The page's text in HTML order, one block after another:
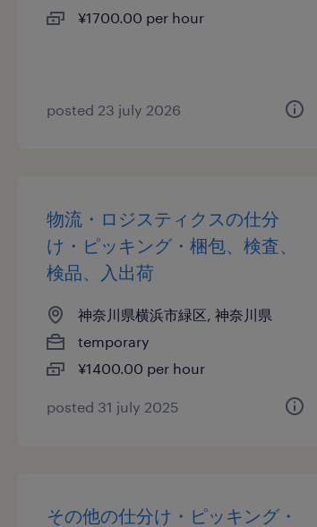
¥1700.00 per hour
posted 23 july 2026
物流・ロジスティクスの仕分
け・ピッキング・梱包、検査、
検品、入出荷
神奈川県横浜市緑区, 神奈川県
temporary
¥1400.00 per hour
posted 31 july 2025
その他の仕分け・ピッキング・